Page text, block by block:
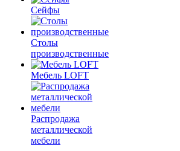
Сейфы
Столы
производственные
Мебель LOFT
Распродажа
металлической
мебели